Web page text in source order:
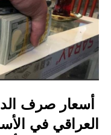
أسعار صرف
العراقي في